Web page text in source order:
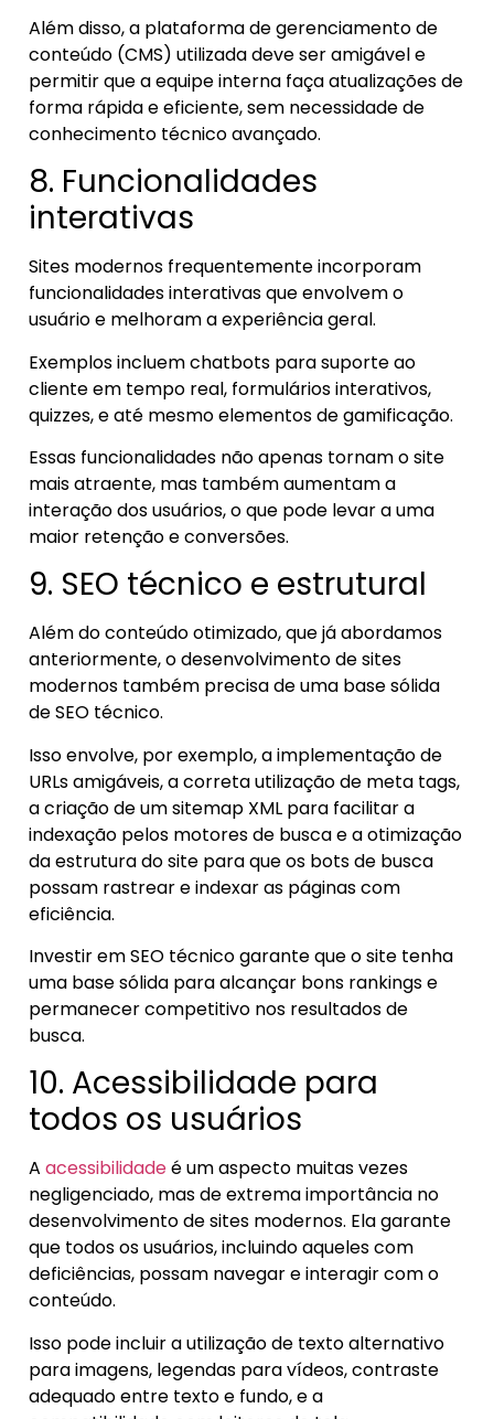
Além disso, a plataforma de gerenciamento de
conteúdo (CMS) utilizada deve ser amigável e
permitir que a equipe interna faça atualizações de
forma rápida e eficiente, sem necessidade de
conhecimento técnico avançado.
8. Funcionalidades
interativas
Sites modernos frequentemente incorporam
funcionalidades interativas que envolvem o
usuário e melhoram a experiência geral.
Exemplos incluem chatbots para suporte ao
cliente em tempo real, formulários interativos,
quizzes, e até mesmo elementos de gamificação.
Essas funcionalidades não apenas tornam o site
mais atraente, mas também aumentam a
interação dos usuários, o que pode levar a uma
maior retenção e conversões.
9. SEO técnico e estrutural
Além do conteúdo otimizado, que já abordamos
anteriormente, o desenvolvimento de sites
modernos também precisa de uma base sólida
de SEO técnico.
Isso envolve, por exemplo, a implementação de
URLs amigáveis, a correta utilização de meta tags,
a criação de um sitemap XML para facilitar a
indexação pelos motores de busca e a otimização
da estrutura do site para que os bots de busca
possam rastrear e indexar as páginas com
eficiência.
Investir em SEO técnico garante que o site tenha
uma base sólida para alcançar bons rankings e
permanecer competitivo nos resultados de
busca.
10. Acessibilidade para
todos os usuários
A acessibilidadeé um aspecto muitas vezes
negligenciado, mas de extrema importância no
desenvolvimento de sites modernos. Ela garante
que todos os usuários, incluindo aqueles com
deficiências, possam navegar e interagir com o
conteúdo.
Isso pode incluir a utilização de texto alternativo
para imagens, legendas para vídeos, contraste
adequado entre texto e fundo, e a